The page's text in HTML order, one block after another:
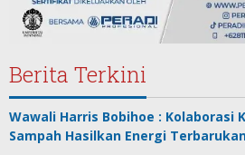
Berita Terkini
Wawali Harris Bobihoe : Kolaborasi
Sampah Hasilkan Energi